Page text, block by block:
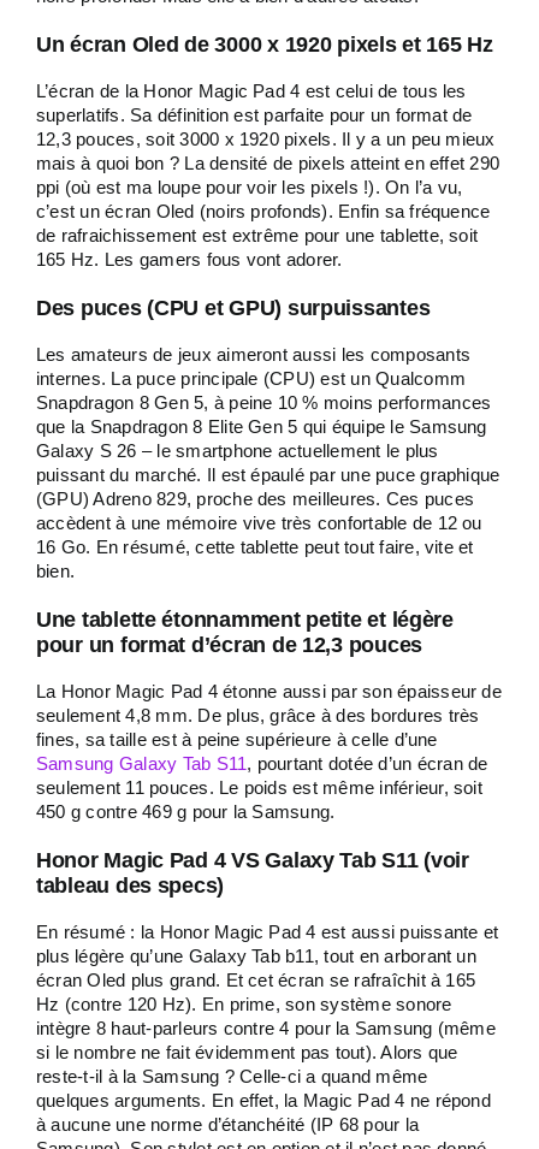
Un écran Oled de 3000 x 1920 pixels et 165 Hz
L’écran de la Honor Magic Pad 4 est celui de tous les
superlatifs. Sa définition est parfaite pour un format de
12,3 pouces, soit 3000 x 1920 pixels. Il y a un peu mieux
mais à quoi bon ? La densité de pixels atteint en effet 290
ppi (où est ma loupe pour voir les pixels !). On l’a vu,
c’est un écran Oled (noirs profonds). Enfin sa fréquence
de rafraichissement est extrême pour une tablette, soit
165 Hz. Les gamers fous vont adorer.
Des puces (CPU et GPU) surpuissantes
Les amateurs de jeux aimeront aussi les composants
internes. La puce principale (CPU) est un Qualcomm
Snapdragon 8 Gen 5, à peine 10 % moins performances
que la Snapdragon 8 Elite Gen 5 qui équipe le Samsung
Galaxy S 26 – le smartphone actuellement le plus
puissant du marché. Il est épaulé par une puce graphique
(GPU) Adreno 829, proche des meilleures. Ces puces
accèdent à une mémoire vive très confortable de 12 ou
16 Go. En résumé, cette tablette peut tout faire, vite et
bien.
Une tablette étonnamment petite et légère
pour un format d’écran de 12,3 pouces
La Honor Magic Pad 4 étonne aussi par son épaisseur de
seulement 4,8 mm. De plus, grâce à des bordures très
fines, sa taille est à peine supérieure à celle d’une
Samsung Galaxy Tab S11, pourtant dotée d’un écran de
seulement 11 pouces. Le poids est même inférieur, soit
450 g contre 469 g pour la Samsung.
Honor Magic Pad 4 VS Galaxy Tab S11 (voir
tableau des specs)
En résumé : la Honor Magic Pad 4 est aussi puissante et
plus légère qu’une Galaxy Tab b11, tout en arborant un
écran Oled plus grand. Et cet écran se rafraîchit à 165
Hz (contre 120 Hz). En prime, son système sonore
intègre 8 haut-parleurs contre 4 pour la Samsung (même
si le nombre ne fait évidemment pas tout). Alors que
reste-t-il à la Samsung ? Celle-ci a quand même
quelques arguments. En effet, la Magic Pad 4 ne répond
à aucune une norme d’étanchéité (IP 68 pour la